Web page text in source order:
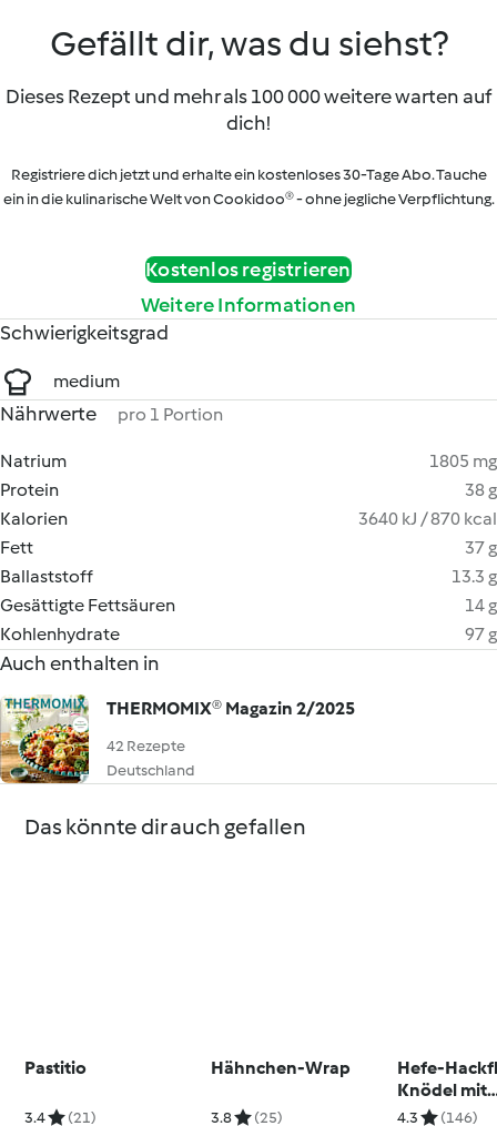
Gefällt dir, was du siehst?
Dieses Rezept und mehr als 100 000 weitere warten auf
dich!
Registriere dich jetzt und erhalte ein kostenloses 30-Tage Abo. Tauche
ein in die kulinarische Welt von Cookidoo® - ohne jegliche Verpflichtung.
Kostenlos registrieren
Weitere Informationen
Schwierigkeitsgrad
medium
Nährwerte pro 1 Portion
Natrium
1805 mg
Protein
38 g
Kalorien
3640 kJ / 870 kcal
Fett
37 g
Ballaststoff
13.3 g
Gesättigte Fettsäuren
14 g
Kohlenhydrate
97 g
Auch enthalten in
THERMOMIX® Magazin 2/2025
42 Rezepte
Deutschland
Das könnte dir auch gefallen
Pastitio
3.4 (21)
Hähnchen-Wrap
3.8 (25)
Hefe-
Knödel mit
Käsesauce
4.3 (146)